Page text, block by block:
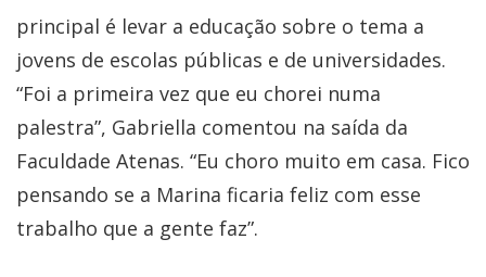
principal é levar a educação sobre o tema a
jovens de escolas públicas e de universidades.
“Foi a primeira vez que eu chorei numa
palestra”, Gabriella comentou na saída da
Faculdade Atenas. “Eu choro muito em casa. Fico
pensando se a Marina ficaria feliz com esse
trabalho que a gente faz”.